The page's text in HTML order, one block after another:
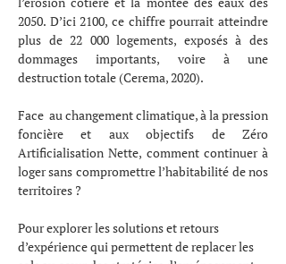
2050. D’ici 2100, ce chiffre pourrait atteindre
plus de 22 000 logements, exposés à des
dommages importants, voire à une
destruction totale (Cerema, 2020).
Face  au changement climatique, à la pression
foncière et aux objectifs de Zéro
Artificialisation Nette, comment continuer à
loger sans compromettre l’habitabilité de nos
territoires ?
Pour explorer les solutions et retours
d’expérience qui permettent de replacer les